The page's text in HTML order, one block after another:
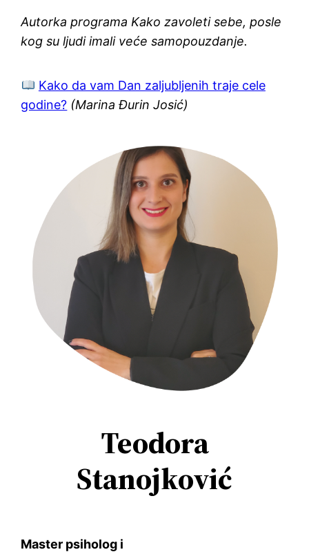
Autorka programa Kako zavoleti sebe, posle
kog su ljudi imali veće samopouzdanje.
Kako da vam Dan zaljubljenih traje cele
godine? (Marina Đurin Josić)
Teodora
Stanojković
Master psiholog i